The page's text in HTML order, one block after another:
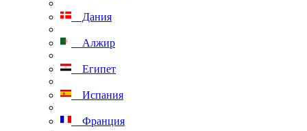
Дания
Алжир
Египет
Испания
Франция